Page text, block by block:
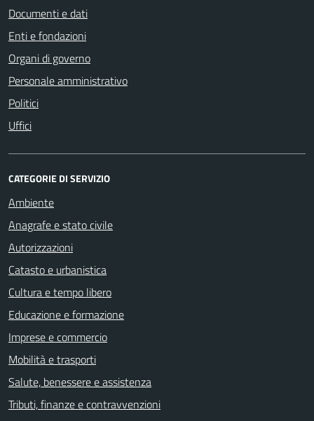
Documenti e dati
Enti e fondazioni
Organi di governo
Personale amministrativo
Politici
Uffici
CATEGORIE DI SERVIZIO
Ambiente
Anagrafe e stato civile
Autorizzazioni
Catasto e urbanistica
Cultura e tempo libero
Educazione e formazione
Imprese e commercio
Mobilità e trasporti
Salute, benessere e assistenza
Tributi, finanze e contravvenzioni